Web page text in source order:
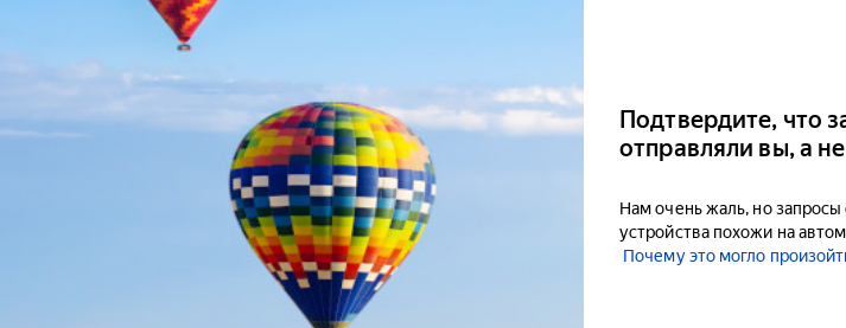
Подтвердите, что
отправляли вы, а
Нам очень жаль, но запросы
устройства похожи на
Почему это могло